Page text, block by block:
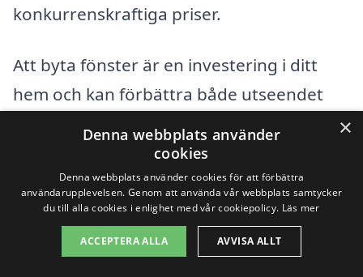
konkurrenskraftiga priser.
Att byta fönster är en investering i ditt
hem och kan förbättra både utseendet
och energibesparingen. Genom att
noggrant överväga dina alternativ och
inhämtar flera offerter får du en bättre
möjlighet att göra ett informerat val. Ta
steget mot att förnya dina fönster i
×
Denna webbplats använder
cookies
Denna webbplats använder cookies för att förbättra
användarupplevelsen. Genom att använda vår webbplats samtycker
du till alla cookies i enlighet med vår cookiepolicy. Läs mer
ACCEPTERA ALLA AVVISA ALLT